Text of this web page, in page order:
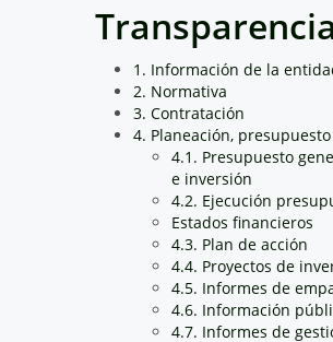
Transparencia
1. Información de la
2. Normativa
3. Contratación
4. Planeación,
4.1. Presupuesto
e inversión
4.2. Ejecución
Estados financieros
4.3. Plan de acción
4.4. Proyectos de
4.5. Informes de
4.6. Información
4.7. Informes de